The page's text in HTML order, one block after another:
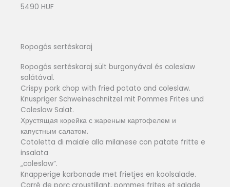
5490 HUF
Ropogós sertéskaraj
Ropogós sertéskaraj sült burgonyával és coleslaw
salátával.
Crispy pork chop with fried potato and coleslaw.
Knuspriger Schweineschnitzel mit Pommes Frites und
Coleslaw Salat.
Хрустящая корейка с жареным картофелем и
капустным салатом.
Cotoletta di maiale alla milanese con patate fritte e
insalata
„coleslaw”.
Knapperige karbonade met frietjes en koolsalade.
Carré de porc croustillant, pommes frites et salade